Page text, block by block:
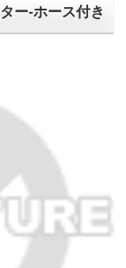
ー-ホース付き